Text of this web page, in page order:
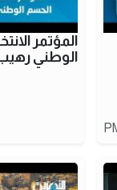
المؤتمر
الوطني